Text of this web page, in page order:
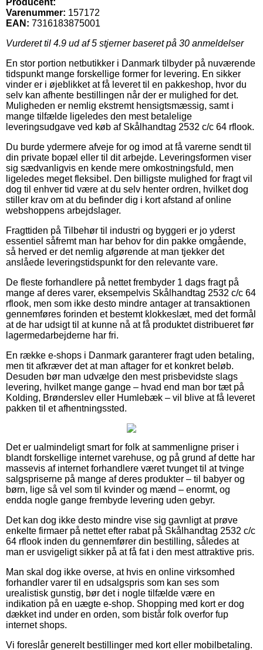
Varenummer: 157172
EAN: 7316183875001
Vurderet til 4.9 ud af 5 stjerner baseret på 30 anmeldelser
En stor portion netbutikker i Danmark tilbyder på nuværende
tidspunkt mange forskellige former for levering. En sikker
vinder er i øjeblikket at få leveret til en pakkeshop, hvor du
selv kan afhente bestillingen når der er mulighed for det.
Muligheden er nemlig ekstremt hensigtsmæssig, samt i
mange tilfælde ligeledes den mest betalelige
leveringsudgave ved køb af Skålhandtag 2532 c/c 64 rflook.
Du burde ydermere afveje for og imod at få varerne sendt til
din private bopæl eller til dit arbejde. Leveringsformen viser
sig sædvanligvis en kende mere omkostningsfuld, men
ligeledes meget fleksibel. Den billigste mulighed for fragt vil
dog til enhver tid være at du selv henter ordren, hvilket dog
stiller krav om at du befinder dig i kort afstand af online
webshoppens arbejdslager.
Fragttiden på Tilbehør til industri og byggeri er jo yderst
essentiel såfremt man har behov for din pakke omgående,
så herved er det nemlig afgørende at man tjekker det
anslåede leveringstidspunkt for den relevante vare.
De fleste forhandlere på nettet frembyder 1 dags fragt på
mange af deres varer, eksempelvis Skålhandtag 2532 c/c 64
rflook, men som ikke desto mindre antager at transaktionen
gennemføres forinden et bestemt klokkeslæt, med det formål
at de har udsigt til at kunne nå at få produktet distribueret før
lagermedarbejderne har fri.
En række e-shops i Danmark garanterer fragt uden betaling,
men tit afkræver det at man aftager for et konkret beløb.
Desuden bør man udvælge den mest prisbevidste slags
levering, hvilket mange gange – hvad end man bor tæt på
Kolding, Brønderslev eller Humlebæk – vil blive at få leveret
pakken til et afhentningssted.
Det er ualmindeligt smart for folk at sammenligne priser i
blandt forskellige internet varehuse, og på grund af dette har
massevis af internet forhandlere været tvunget til at tvinge
salgspriserne på mange af deres produkter – til babyer og
børn, lige så vel som til kvinder og mænd – enormt, og
endda nogle gange frembyde levering uden gebyr.
Det kan dog ikke desto mindre vise sig gavnligt at prøve
enkelte firmaer på nettet efter rabat på Skålhandtag 2532 c/c
64 rflook inden du gennemfører din bestilling, således at
man er usvigeligt sikker på at få fat i den mest attraktive pris.
Man skal dog ikke overse, at hvis en online virksomhed
forhandler varer til en udsalgspris som kan ses som
urealistisk gunstig, bør det i nogle tilfælde være en
indikation på en uægte e-shop. Shopping med kort er dog
dækket ind under en orden, som bistår folk overfor fup
internet shops.
Vi foreslår generelt bestillinger med kort eller mobilbetaling.